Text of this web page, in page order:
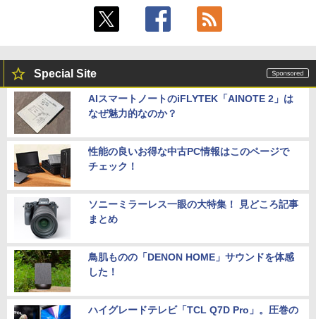
Special Site
AIスマートノートのiFLYTEK「AINOTE 2」は
なぜ魅力的なのか？
性能の良いお得な中古PC情報はこのページで
チェック！
ソニーミラーレス一眼の大特集！ 見どころ記事
まとめ
鳥肌ものの「DENON HOME」サウンドを体感
した！
ハイグレードテレビ「TCL Q7D Pro」。圧巻の